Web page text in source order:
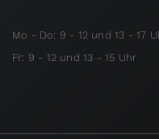
Mo - Do: 9 - 12 und 13 - 17
Fr: 9 - 12 und 13 - 15 Uhr